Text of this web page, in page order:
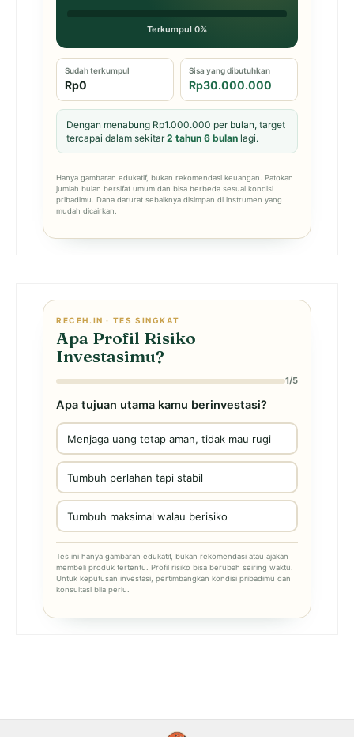
Terkumpul 0%
Sudah terkumpul
Rp0
Sisa yang dibutuhkan
Rp30.000.000
Dengan menabung Rp1.000.000 per bulan, target
tercapai dalam sekitar2 tahun 6 bulan lagi.
Hanya gambaran edukatif, bukan rekomendasi keuangan. Patokan
jumlah bulan bersifat umum dan bisa berbeda sesuai kondisi
pribadimu. Dana darurat sebaiknya disimpan di instrumen yang
mudah dicairkan.
RECEH.IN · TES SINGKAT
Apa Profil Risiko
Investasimu?
1/5
Apa tujuan utama kamu berinvestasi?
Menjaga uang tetap aman, tidak mau rugi
Tumbuh perlahan tapi stabil
Tumbuh maksimal walau berisiko
Tes ini hanya gambaran edukatif, bukan rekomendasi atau ajakan
membeli produk tertentu. Profil risiko bisa berubah seiring waktu.
Untuk keputusan investasi, pertimbangkan kondisi pribadimu dan
konsultasi bila perlu.